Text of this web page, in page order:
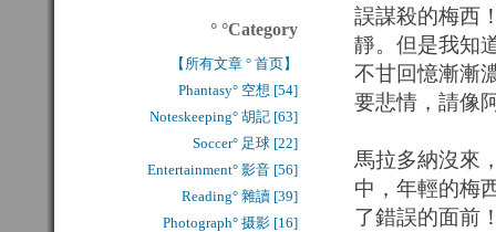
誤謀殺的梅西
靜。但是我知
不甘回憶漸漸
要悲情，請像
馬拉多納沒來
中，年輕的梅
了錯誤的面前
° °Category
【所有文章 ° 首页】
Phantasy° 空想 [54]
Noteskeeping° 胡記 [63]
Soccer° 足球 [22]
Entertainment° 影音 [56]
Reading° 雜讀 [39]
Photograph° 摄影 [16]